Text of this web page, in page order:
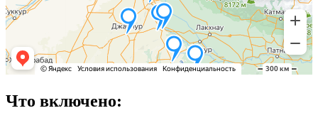
Что включено: